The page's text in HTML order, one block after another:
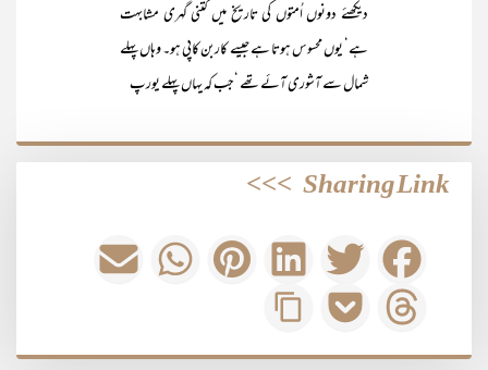
دیکھئے دونوں اُمتوں کی تاریخ میں کتنی گہری مشابہت
ہے‘ یوں محسوس ہوتا ہے جیسے کاربن کاپی ہو۔ وہاں پہلے
شمال سے آشوری آئے تھے ‘جب کہ یہاں پہلے یورپ
Sharing Link
>>>